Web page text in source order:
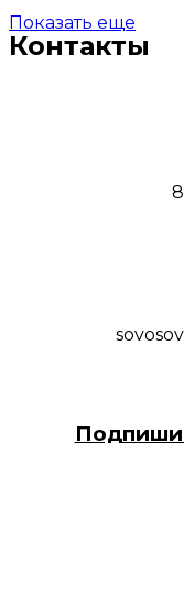
Показать еще
Контакты